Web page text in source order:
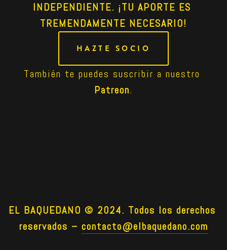
INDEPENDIENTE. ¡TU APORTE ES
TREMENDAMENTE NECESARIO!
HAZTE SOCIO
Patreon.
EL BAQUEDANO © 2024. Todos los derechos
reservados – contacto@elbaquedano.com